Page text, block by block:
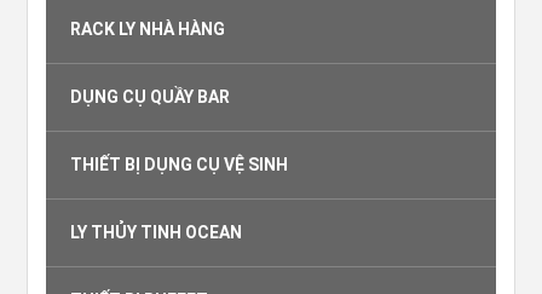
RACK LY NHÀ HÀNG
DỤNG CỤ QUẦY BAR
THIẾT BỊ DỤNG CỤ VỆ SINH
LY THỦY TINH OCEAN